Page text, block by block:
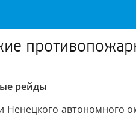
рейды
автономного